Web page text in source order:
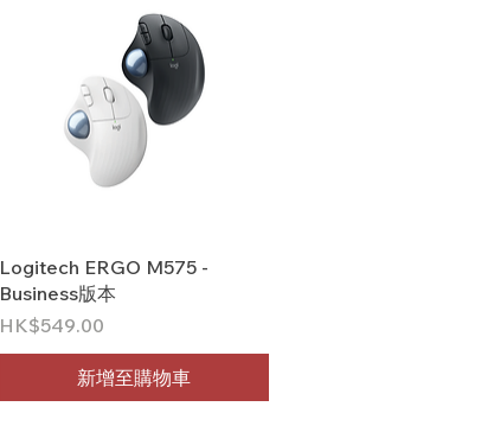
快速瀏覽
Logitech ERGO M575 -
Business版本
價格
HK$549.00
新增至購物車